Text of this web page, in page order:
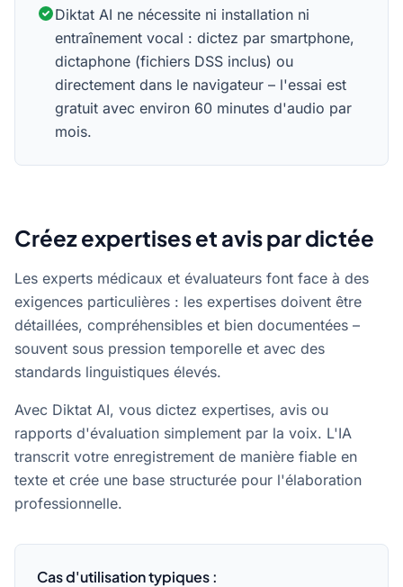
Diktat AI ne nécessite ni installation ni
entraînement vocal : dictez par smartphone,
dictaphone (fichiers DSS inclus) ou
directement dans le navigateur – l'essai est
gratuit avec environ 60 minutes d'audio par
mois.
Créez expertises et avis par dictée
Les experts médicaux et évaluateurs font face à des
exigences particulières : les expertises doivent être
détaillées, compréhensibles et bien documentées –
souvent sous pression temporelle et avec des
standards linguistiques élevés.
Avec Diktat AI, vous dictez expertises, avis ou
rapports d'évaluation simplement par la voix. L'IA
transcrit votre enregistrement de manière fiable en
texte et crée une base structurée pour l'élaboration
professionnelle.
Cas d'utilisation typiques :